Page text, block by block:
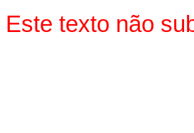
Este texto não